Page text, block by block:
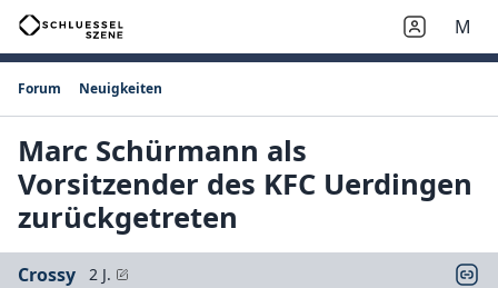
M
Forum Neuigkeiten
Marc Schürmann als
Vorsitzender des KFC Uerdingen
zurückgetreten
Crossy 2 J.